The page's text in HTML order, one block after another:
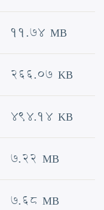
11.74 MB
266.07 KB
494.14 KB
7.22 MB
7.68 MB